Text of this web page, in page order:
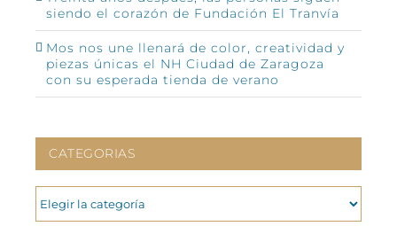
siendo el corazón de Fundación El Tranvía
Mos nos une llenará de color, creatividad y
piezas únicas el NH Ciudad de Zaragoza
con su esperada tienda de verano
CATEGORIAS
CATEGORIAS